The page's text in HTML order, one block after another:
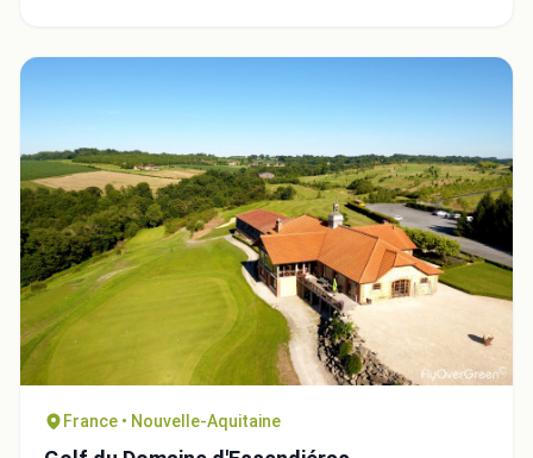
France • Nouvelle-Aquitaine
Integrate video